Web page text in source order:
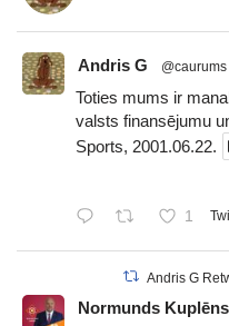
Andris G @caurums
Toties mums ir
valsts finansējumu
Sports, 2001.06.22.
1
Andris G
Normunds